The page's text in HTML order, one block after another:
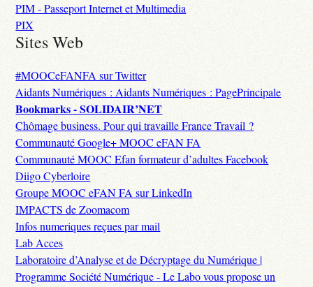
PIM - Passeport Internet et Multimedia
PIX
Sites Web
#MOOCeFANFA sur Twitter
Aidants Numériques : Aidants Numériques : PagePrincipale
Bookmarks - SOLIDAIR’NET
Chômage business. Pour qui travaille France Travail ?
Communauté Google+ MOOC eFAN FA
Communauté MOOC Efan formateur d’adultes Facebook
Diigo Cyberloire
Groupe MOOC eFAN FA sur LinkedIn
IMPACTS de Zoomacom
Infos numeriques reçues par mail
Lab Acces
Laboratoire d’Analyse et de Décryptage du Numérique |
Programme Société Numérique - Le Labo vous propose un